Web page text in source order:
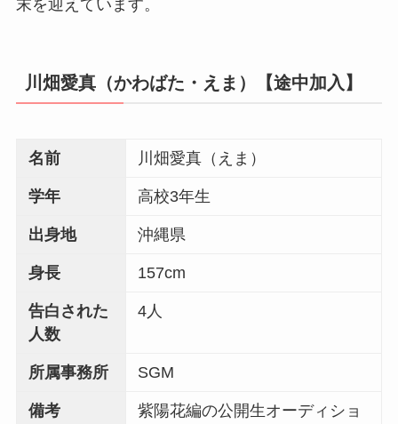
末を迎えています。
川畑愛真（かわばた・えま）【途中加入】
名前 川畑愛真（えま）
学年 高校3年生
出身地 沖縄県
身長 157cm
告白された
人数
4人
所属事務所 SGM
備考
紫陽花編の公開生オーディショ